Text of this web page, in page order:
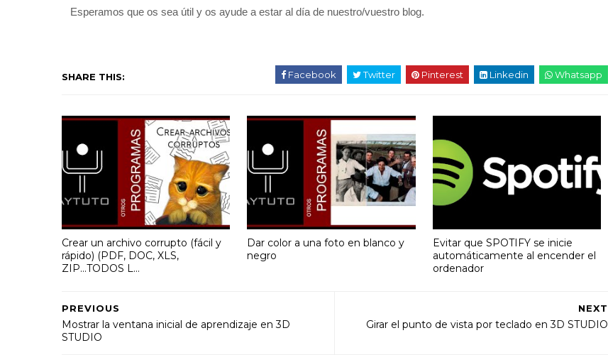
Esperamos que os sea útil y os ayude a estar al día de nuestro/vuestro blog.
SHARE THIS: Facebook Twitter Pinterest Linkedin Whatsapp
Crear un archivo corrupto (fácil y
rápido) (PDF, DOC, XLS,
ZIP...TODOS L...
Dar color a una foto en blanco y
negro
Evitar que SPOTIFY se inicie
automáticamente al encender el
ordenador
NEXT
Girar el punto de vista por teclado en 3D STUDIO
PREVIOUS
Mostrar la ventana inicial de aprendizaje en 3D
STUDIO